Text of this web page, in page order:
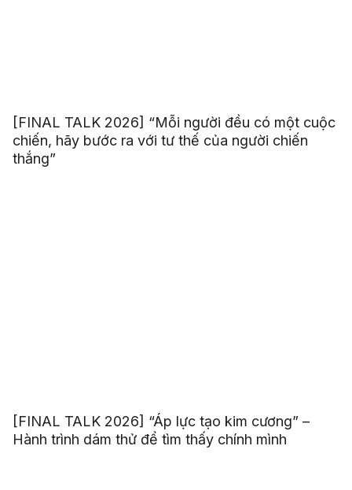
[FINAL TALK 2026] “Mỗi người đều có một cuộc
chiến, hãy bước ra với tư thế của người chiến
thắng”
[FINAL TALK 2026] “Áp lực tạo kim cương” –
Hành trình dám thử để tìm thấy chính mình